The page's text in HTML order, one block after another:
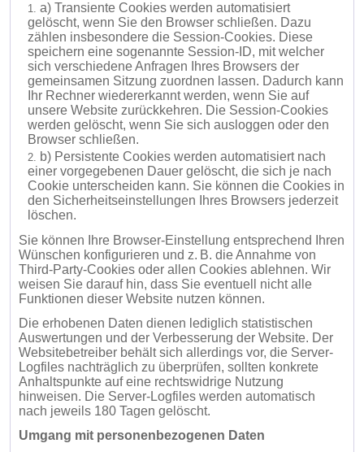
a) Transiente Cookies werden automatisiert
gelöscht, wenn Sie den Browser schließen. Dazu
zählen insbesondere die Session-Cookies. Diese
speichern eine sogenannte Session-ID, mit welcher
sich verschiedene Anfragen Ihres Browsers der
gemeinsamen Sitzung zuordnen lassen. Dadurch kann
Ihr Rechner wiedererkannt werden, wenn Sie auf
unsere Website zurückkehren. Die Session-Cookies
werden gelöscht, wenn Sie sich ausloggen oder den
Browser schließen.
b) Persistente Cookies werden automatisiert nach
einer vorgegebenen Dauer gelöscht, die sich je nach
Cookie unterscheiden kann. Sie können die Cookies in
den Sicherheitseinstellungen Ihres Browsers jederzeit
löschen.
Sie können Ihre Browser-Einstellung entsprechend Ihren
Wünschen konfigurieren und z. B. die Annahme von
Third-Party-Cookies oder allen Cookies ablehnen. Wir
weisen Sie darauf hin, dass Sie eventuell nicht alle
Funktionen dieser Website nutzen können.
Die erhobenen Daten dienen lediglich statistischen
Auswertungen und der Verbesserung der Website. Der
Websitebetreiber behält sich allerdings vor, die Server-
Logfiles nachträglich zu überprüfen, sollten konkrete
Anhaltspunkte auf eine rechtswidrige Nutzung
hinweisen. Die Server-Logfiles werden automatisch
nach jeweils 180 Tagen gelöscht.
Umgang mit personenbezogenen Daten